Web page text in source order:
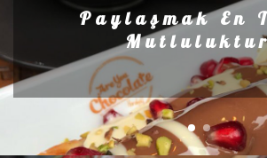
Paylaşmak En